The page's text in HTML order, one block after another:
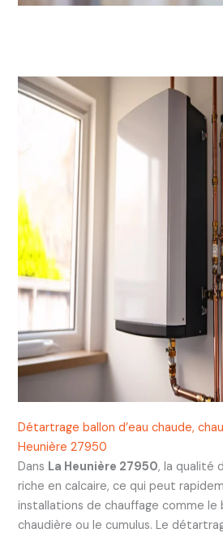
Détartrage ballon d’eau chaude,
Heunière 27950
Dans La Heunière 27950, la qualité
riche en calcaire, ce qui peut
installations de chauffage comme le
chaudière ou le cumulus. Le